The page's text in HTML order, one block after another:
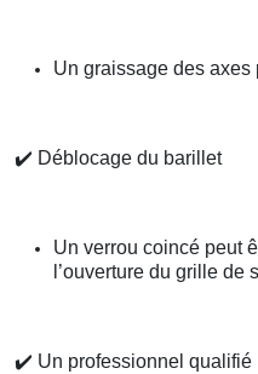
Un graissage des axes
✔️ Déblocage du barillet
Un verrou coincé peut
l’ouverture du grille de
✔️ Un professionnel